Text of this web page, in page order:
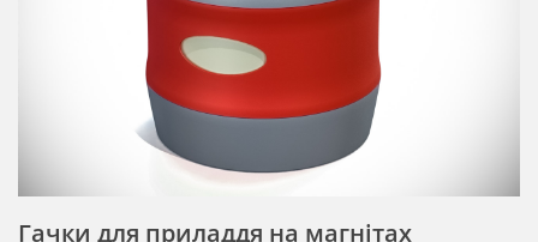
Гачки для приладдя на магнітах